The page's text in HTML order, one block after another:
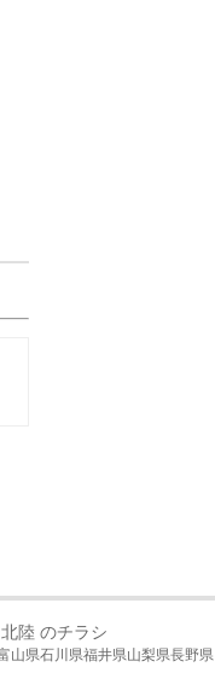
陸 のチラシ
山県石川県福井県山梨県長野県